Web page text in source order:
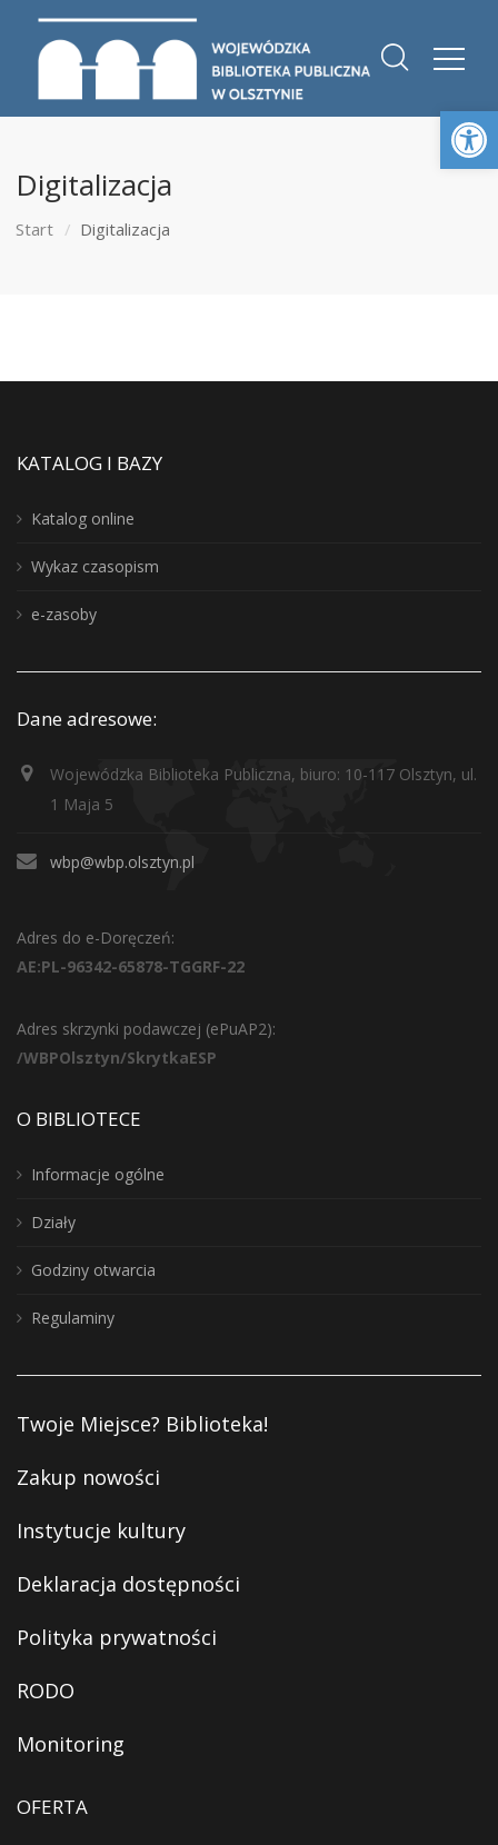
Digitalizacja
Start Digitalizacja
KATALOG I BAZY
Katalog online
Wykaz czasopism
e-zasoby
Dane adresowe:
Wojewódzka Biblioteka Publiczna, biuro: 10-117 Olsztyn, ul.
1 Maja 5
wbp@wbp.olsztyn.pl
Adres do e-Doręczeń:
AE:PL-96342-65878-TGGRF-22
Adres skrzynki podawczej (ePuAP2):
/WBPOlsztyn/SkrytkaESP
O BIBLIOTECE
Informacje ogólne
Działy
Godziny otwarcia
Regulaminy
Twoje Miejsce? Biblioteka!
Zakup nowości
Instytucje kultury
Deklaracja dostępności
Polityka prywatności
RODO
Monitoring
OFERTA